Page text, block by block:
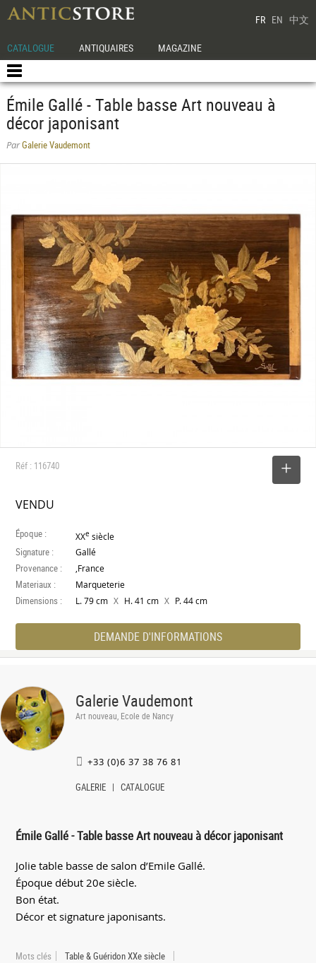
FR EN 中文
CATALOGUE ANTIQUAIRES MAGAZINE
Émile Gallé - Table basse Art nouveau à
décor japonisant
ParGalerie Vaudemont
Réf : 116740
VENDU
Époque : XXe siècle
Signature : Gallé
Provenance : ,France
Materiaux : Marqueterie
Dimensions : L. 79 cm X H. 41 cm X P. 44 cm
DEMANDE D'INFORMATIONS
Galerie Vaudemont
Art nouveau, Ecole de Nancy
+33 (0)6 37 38 76 81
GALERIE CATALOGUE
Émile Gallé - Table basse Art nouveau à décor japonisant
Jolie table basse de salon d’Emile Gallé.
Époque début 20e siècle.
Bon état.
Décor et signature japonisants.
Mots clés Table & Guéridon XXe siècle